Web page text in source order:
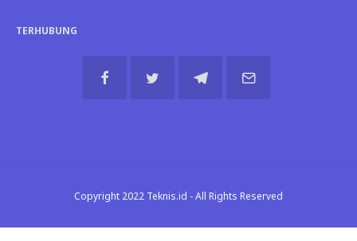
TERHUBUNG
Copyright 2022 Teknis.id - All Rights Reserved